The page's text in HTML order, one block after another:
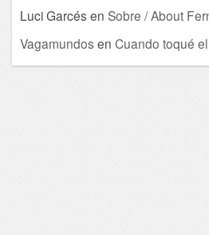
Luci Garcés en Sobre / About
Vagamundos en Cuando toqué